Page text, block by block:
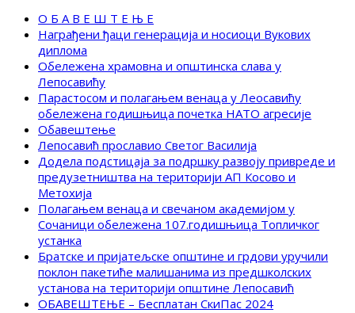
О Б А В Е Ш Т Е Њ Е
Награђени ђаци генерација и носиоци Вукових
диплома
Обележена храмовна и општинска слава у
Лепосавићу
Парастосом и полагањем венаца у Леосавићу
обележена годишњица почетка НАТО агресије
Обавештење
Лепосавић прославио Светог Василија
Додела подстицаја за подршку развоју привреде и
предузетништва на територији АП Косово и
Метохија
Полагањем венаца и свечаном академијом у
Сочаници обележена 107.годишњица Топличког
устанка
Братске и пријатељске општине и грдови уручили
поклон пакетиће малишанима из предшколских
установа на територији општине Лепосавић
ОБАВЕШТЕЊЕ – Бесплатан СкиПас 2024